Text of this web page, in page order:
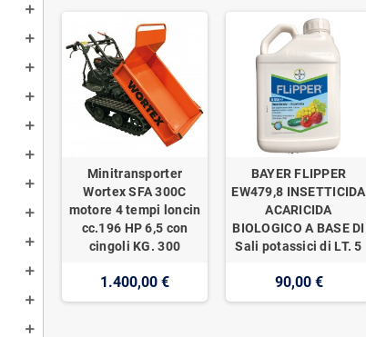
Minitransporter
Wortex SFA 300C
motore 4 tempi loncin
cc.196 HP 6,5 con
cingoli KG. 300
1.400,00 €
BAYER FLIPPER
EW479,8 INSETTICIDA
ACARICIDA
BIOLOGICO A BASE DI
Sali potassici di LT. 5
90,00 €